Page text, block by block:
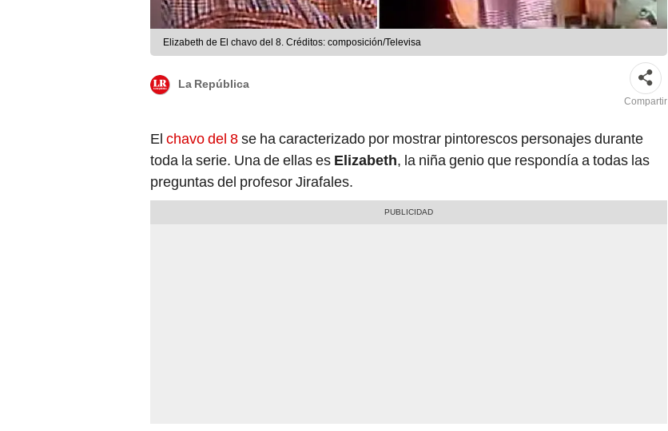
Elizabeth de El chavo del 8. Créditos: composición/Televisa
La República
Compartir
El chavo del 8se ha caracterizado por mostrar pintorescos personajes durante
toda la serie. Una de ellas es Elizabeth, la niña genio que respondía a todas las
preguntas del profesor Jirafales.